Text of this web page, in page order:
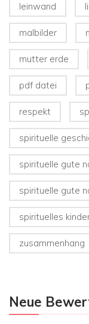
leinwand
malbilder
mutter erde
pdf datei
respekt
spirituelle
spirituelle gute
spirituelle gute
spirituelles
zusammenhang
Neue